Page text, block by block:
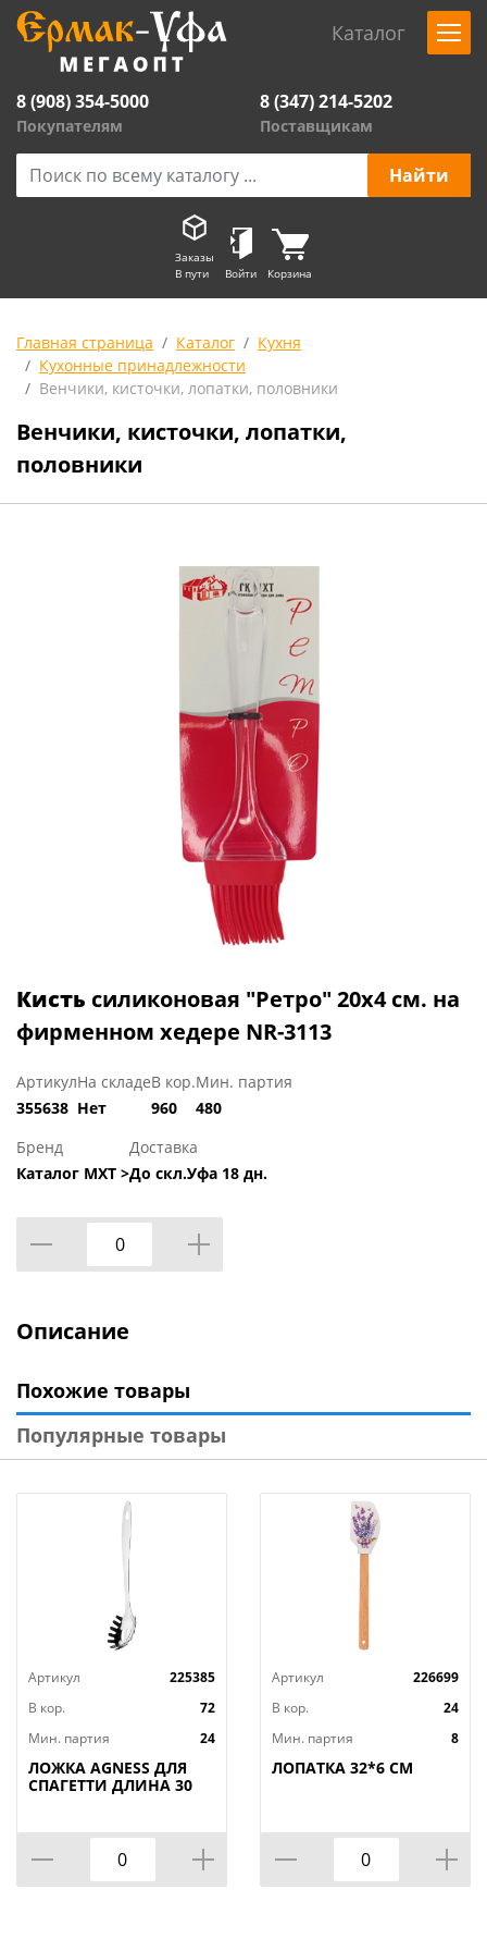
Каталог
8 (908) 354-5000
Покупателям
8 (347) 214-5202
Поставщикам
Заказы
В пути
Войти Корзина
Главная страница Каталог
Кухня
Кухонные принадлежности
Венчики, кисточки, лопатки, половники
Венчики, кисточки, лопатки,
половники
Кисть силиконовая "Ретро" 20х4 см. на
фирменном хедере NR-3113
Артикул
355638
На складе
Нет
В кор.
960
Мин. партия
480
Бренд
Каталог МХТ >
Доставка
До скл.Уфа 18 дн.
Описание
Похожие товары
Популярные товары
Артикул
225385
В кор.
72
Мин. партия
24
ЛОЖКА AGNESS ДЛЯ
СПАГЕТТИ ДЛИНА 30
Артикул
226699
В кор.
24
Мин. партия
8
ЛОПАТКА 32*6 СМ